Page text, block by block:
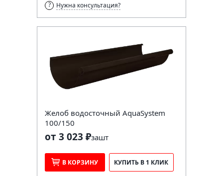
Нужна консультация?
Желоб водосточный AquaSystem
100/150
от 3 023 ₽зашт
В КОРЗИНУ КУПИТЬ В 1 КЛИК